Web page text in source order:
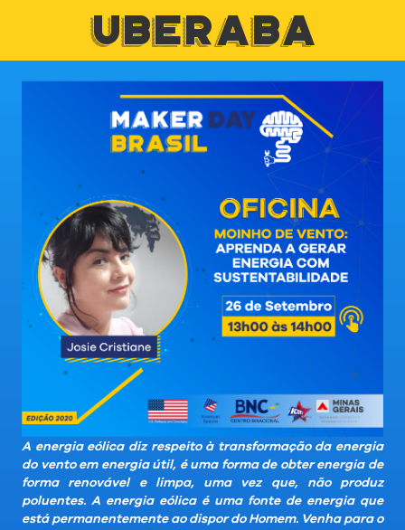
UBERABA
A energia eólica diz respeito à transformação da energia
do vento em energia útil, é uma forma de obter energia de
forma renovável e limpa, uma vez que, não produz
poluentes. A energia eólica é uma fonte de energia que
está permanentemente ao dispor do Homem. Venha para o